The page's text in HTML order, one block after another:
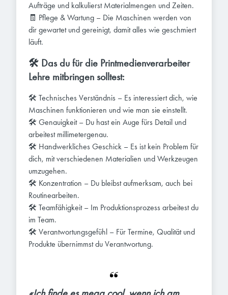
Aufträge und kalkulierst Materialmengen und Zeiten.
🧾 Pflege & Wartung – Die Maschinen werden von
dir gewartet und gereinigt, damit alles wie geschmiert
läuft.
🛠️ Das du für die Printmedienverarbeiter
Lehre mitbringen solltest:
🛠️ Technisches Verständnis – Es interessiert dich, wie
Maschinen funktionieren und wie man sie einstellt.
🛠️ Genauigkeit – Du hast ein Auge fürs Detail und
arbeitest millimetergenau.
🛠️ Handwerkliches Geschick – Es ist kein Problem für
dich, mit verschiedenen Materialien und Werkzeugen
umzugehen.
🛠️ Konzentration – Du bleibst aufmerksam, auch bei
Routinearbeiten.
🛠️ Teamfähigkeit – Im Produktionsprozess arbeitest du
im Team.
🛠️ Verantwortungsgefühl – Für Termine, Qualität und
Produkte übernimmst du Verantwortung.